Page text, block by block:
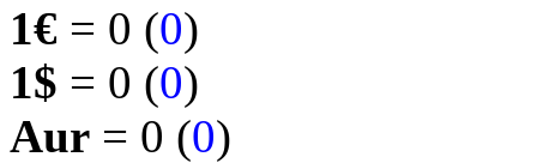
1€ = 0 (0)
1$ = 0 (0)
Aur = 0 (0)